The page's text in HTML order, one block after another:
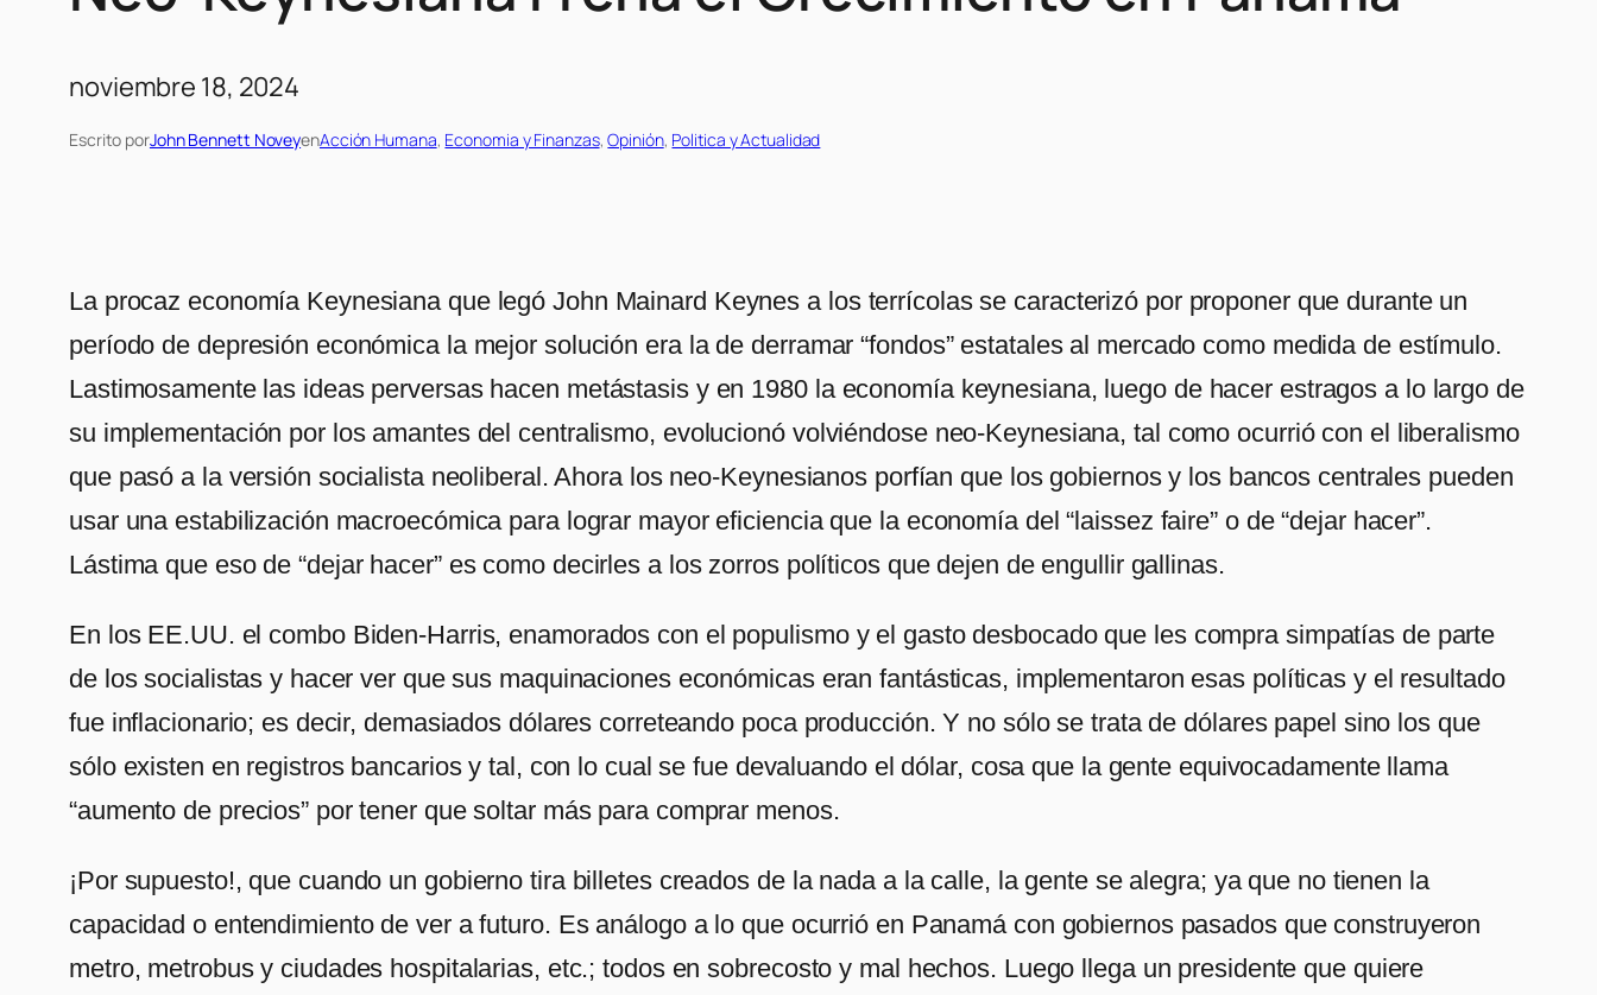
noviembre 18, 2024
Escrito porJohn Bennett NoveyenAcción Humana, Economia y Finanzas, Opinión, Politica y Actualidad
La procaz economía Keynesiana que legó John Mainard Keynes a los terrícolas se caracterizó por proponer que durante un
período de depresión económica la mejor solución era la de derramar “fondos” estatales al mercado como medida de estímulo.
Lastimosamente las ideas perversas hacen metástasis y en 1980 la economía keynesiana, luego de hacer estragos a lo largo de
su implementación por los amantes del centralismo, evolucionó volviéndose neo-Keynesiana, tal como ocurrió con el liberalismo
que pasó a la versión socialista neoliberal. Ahora los neo-Keynesianos porfían que los gobiernos y los bancos centrales pueden
usar una estabilización macroecómica para lograr mayor eficiencia que la economía del “laissez faire” o de “dejar hacer”.
Lástima que eso de “dejar hacer” es como decirles a los zorros políticos que dejen de engullir gallinas.
En los EE.UU. el combo Biden-Harris, enamorados con el populismo y el gasto desbocado que les compra simpatías de parte
de los socialistas y hacer ver que sus maquinaciones económicas eran fantásticas, implementaron esas políticas y el resultado
fue inflacionario; es decir, demasiados dólares correteando poca producción. Y no sólo se trata de dólares papel sino los que
sólo existen en registros bancarios y tal, con lo cual se fue devaluando el dólar, cosa que la gente equivocadamente llama
“aumento de precios” por tener que soltar más para comprar menos.
¡Por supuesto!, que cuando un gobierno tira billetes creados de la nada a la calle, la gente se alegra; ya que no tienen la
capacidad o entendimiento de ver a futuro. Es análogo a lo que ocurrió en Panamá con gobiernos pasados que construyeron
metro, metrobus y ciudades hospitalarias, etc.; todos en sobrecosto y mal hechos. Luego llega un presidente que quiere